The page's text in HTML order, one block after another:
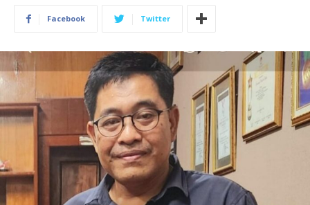
Facebook Twitter